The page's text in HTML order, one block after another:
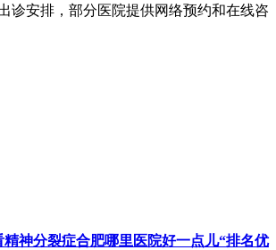
诊安排，部分医院提供网络预约和在线咨
神分裂症合肥哪里医院好一点儿“排名优